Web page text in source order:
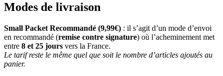
Modes de livraison
Small Packet Recommandé (9,99€) : il s’agit d’un mode d’envoi
en recommandé (remise contre signature) où l’acheminement met
entre 8 et 25 jours vers la France.
Le tarif reste le même quel que soit le nombre d’articles ajoutés au
panier.